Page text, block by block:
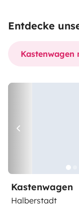
Entdecke
Kastenwagen
Kastenwagen
Halberstadt